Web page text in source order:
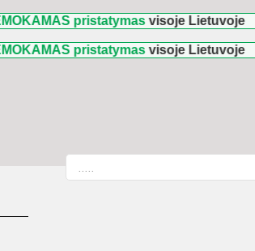
pristatymasvisoje Lietuvoje 🚛
pristatymasvisoje Lietuvoje 🚛
Products
search